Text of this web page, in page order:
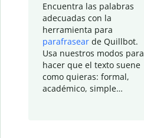
Encuentra las palabras
adecuadas con la
herramienta para
parafrasear de Quillbot.
Usa nuestros modos para
hacer que el texto suene
como quieras: formal,
académico, simple…